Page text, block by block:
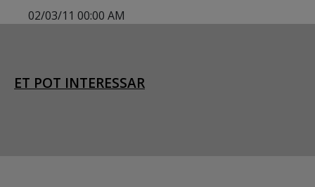
02/03/11 00:00 AM
ET POT INTERESSAR